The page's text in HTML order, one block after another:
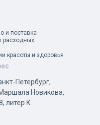
и поставка
расходных
красоты и здоровья
Петербург,
Новикова,
литер К